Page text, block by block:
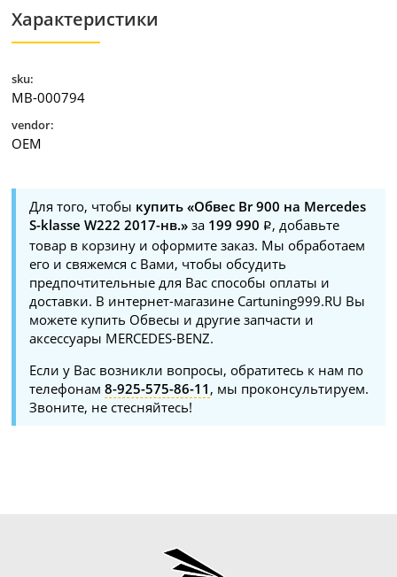
Характеристики
sku:
MB-000794
vendor:
OEM
Для того, чтобы купить «Обвес Br 900 на Mercedes
S-klasse W222 2017-нв.» за 199 990
, добавьте
товар в корзину и оформите заказ. Мы обработаем
его и свяжемся с Вами, чтобы обсудить
предпочтительные для Вас способы оплаты и
доставки. В интернет-магазине Cartuning999.RU Вы
можете купить Обвесы и другие запчасти и
аксессуары MERCEDES-BENZ.
Если у Вас возникли вопросы, обратитесь к нам по
телефонам8-925-575-86-11 , мы проконсультируем.
Звоните, не стесняйтесь!